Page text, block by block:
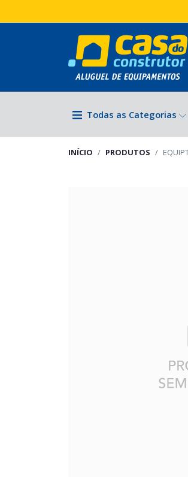
Todas as Categorias
INÍCIO PRODUTOS